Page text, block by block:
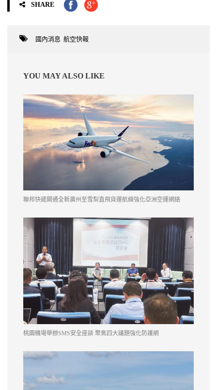
SHARE
國內消息 航空快報
YOU MAY ALSO LIKE
聯邦快遞開通全新廣州至雪梨直飛貨運航線強化亞洲空運網絡
桃園機場舉辦SMS安全座談 聚焦四大議題強化防護網